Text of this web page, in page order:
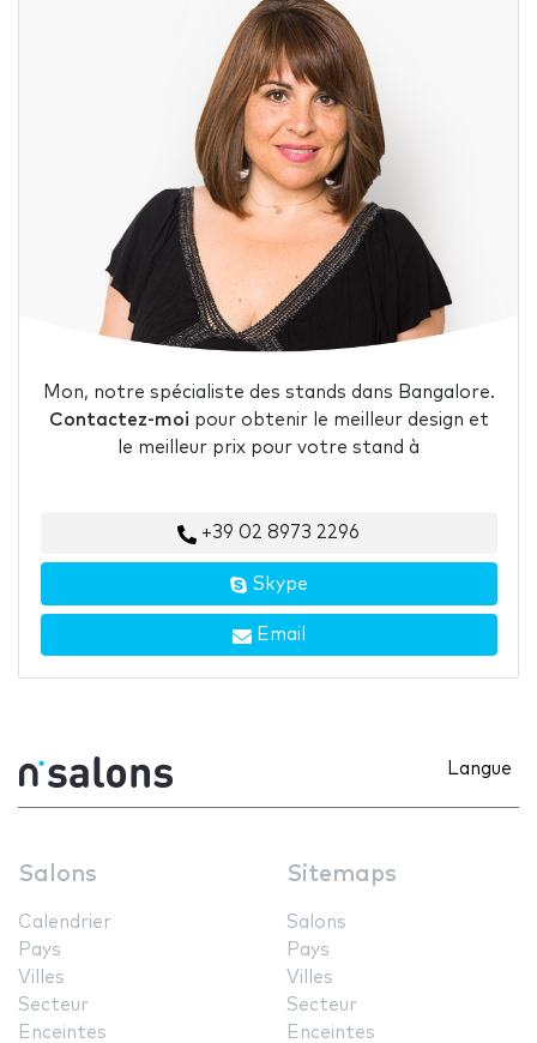
Mon, notre spécialiste des stands dans Bangalore.
Contactez-moi pour obtenir le meilleur design et
le meilleur prix pour votre stand à
+39 02 8973 2296
Skype
Email
Langue
Salons
Calendrier
Pays
Villes
Secteur
Enceintes
Sitemaps
Salons
Pays
Villes
Secteur
Enceintes